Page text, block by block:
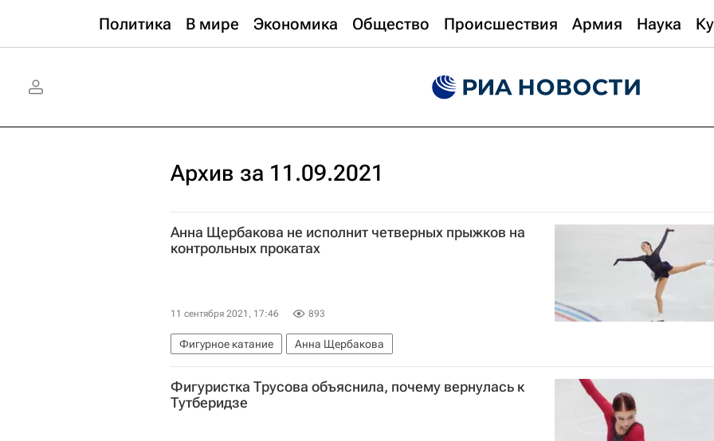
Политика В мире Экономика Общество Происшествия Армия Наука
Архив за 11.09.2021
Анна Щербакова не исполнит четверных прыжков на
контрольных прокатах
11 сентября 2021, 17:46 893
Фигурное катание Анна Щербакова
Фигуристка Трусова объяснила, почему вернулась к
Тутберидзе